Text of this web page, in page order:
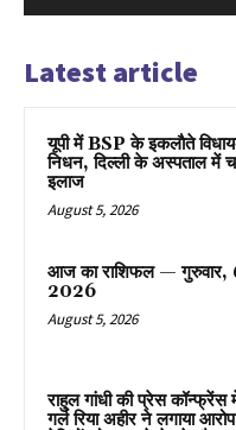
Latest article
यूपी में BSP के इकलाैते
निधन, दिल्ली के अस्पताल में
इलाज
August 5, 2026
आज का राशिफल — गुरुवार,
2026
August 5, 2026
राहुल गांधी की प्रेस कॉन्फ्रेंस
गर्ल रिया अहीर ने लगाया